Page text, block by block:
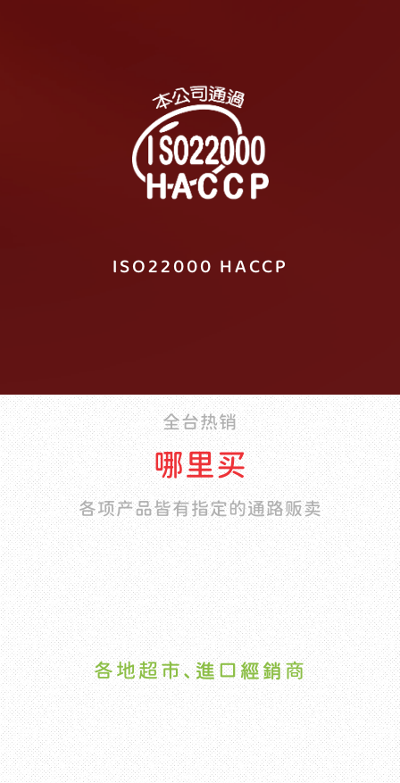
ISO22000 HACCP
全台热销
哪里买
各项产品皆有指定的通路贩卖
各地超市、進口經銷商